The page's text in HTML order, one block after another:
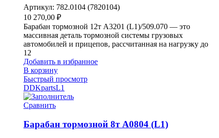
Артикул: 782.0104 (7820104)
10 270,00 ₽
Барабан тормозной 12т A3201 (L1)/509.070 — это
массивная деталь тормозной системы грузовых
автомобилей и прицепов, рассчитанная на нагрузку до
12
Добавить в избранное
В корзину
Быстрый просмотр
DDKpartsL1
Сравнить
Барабан тормозной 8т A0804 (L1)